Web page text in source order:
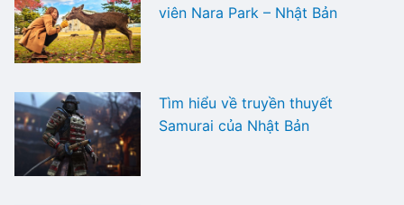
viên Nara Park – Nhật Bản
Tìm hiểu về truyền thuyết
Samurai của Nhật Bản